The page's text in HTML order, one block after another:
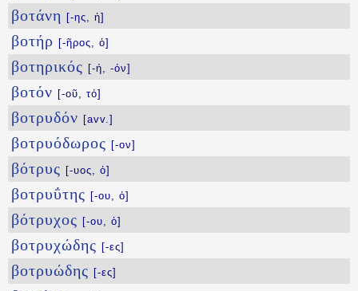
βοτάνη [-ης, ἡ]
βοτήρ [-ῆρος, ὁ]
βοτηρικός [-ή, -όν]
βοτόν [-οῦ, τό]
βοτρυδόν [avv.]
βοτρυόδωρος [-ον]
βότρυς [-υος, ὁ]
βοτρυΰτης [-ου, ὁ]
βότρυχος [-ου, ὁ]
βοτρυχώδης [-ες]
βοτρυώδης [-ες]